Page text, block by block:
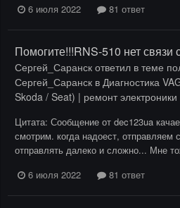
6 июля 2022
81 ответ
Помогите!!!RNS-510 нет связи
Сергей_Саранск ответил в теме
Сергей_Саранск в Диагностика
Skoda / Seat) | ремонт электроники
Цитата: Сообщение от dec123ua
смотрим. когда надоест, отправляем
отправлять далеко и сложно... Мне
6 июля 2022
81 ответ